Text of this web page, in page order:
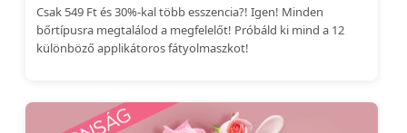
Csak 549 Ft és 30%-kal több esszencia?! Igen! Minden
bőrtípusra megtalálod a megfelelőt! Próbáld ki mind a 12
különböző applikátoros fátyolmaszkot!